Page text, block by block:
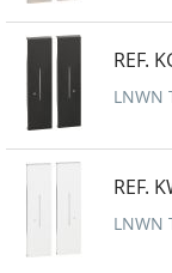
REF.
LNWN
REF.
LNWN